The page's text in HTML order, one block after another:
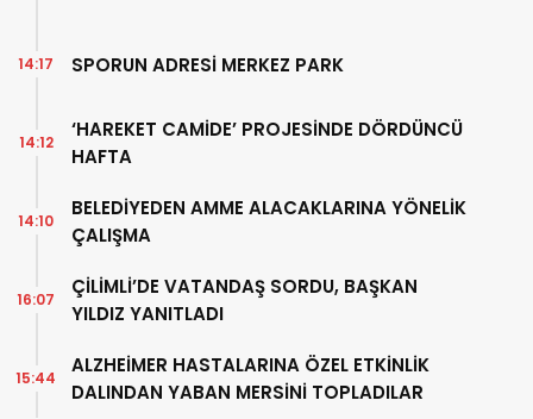
SPORUN ADRESİ MERKEZ PARK
14:17
‘HAREKET CAMİDE’ PROJESİNDE DÖRDÜNCÜ
HAFTA
14:12
BELEDİYEDEN AMME ALACAKLARINA YÖNELİK
ÇALIŞMA
14:10
ÇİLİMLİ’DE VATANDAŞ SORDU, BAŞKAN
YILDIZ YANITLADI
16:07
ALZHEİMER HASTALARINA ÖZEL ETKİNLİK
DALINDAN YABAN MERSİNİ TOPLADILAR
15:44